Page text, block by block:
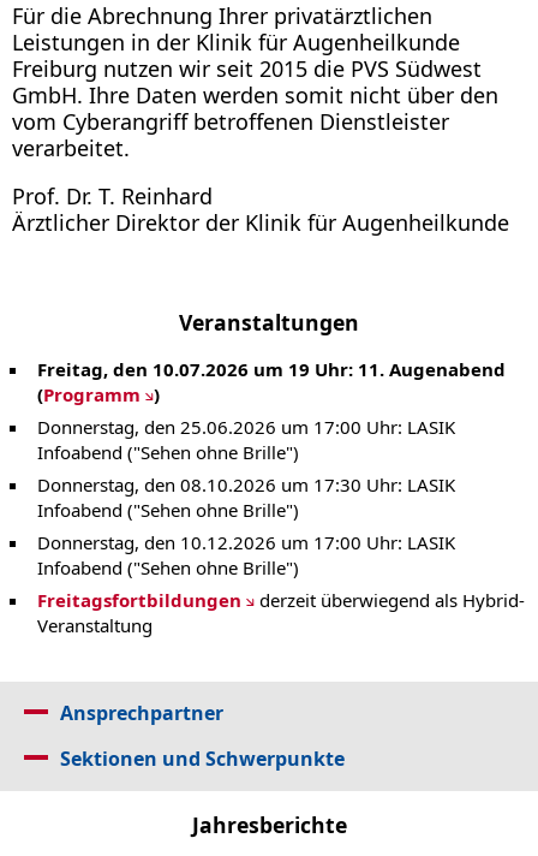
Für die Abrechnung Ihrer privatärztlichen
Leistungen in der Klinik für Augenheilkunde
Freiburg nutzen wir seit 2015 die PVS Südwest
GmbH. Ihre Daten werden somit nicht über den
vom Cyberangriff betroffenen Dienstleister
verarbeitet.
Prof. Dr. T. Reinhard
Ärztlicher Direktor der Klinik für Augenheilkunde
Veranstaltungen
Freitag, den 10.07.2026 um 19 Uhr: 11. Augenabend
(Programm )
Donnerstag, den 25.06.2026 um 17:00 Uhr: LASIK
Infoabend ("Sehen ohne Brille")
Donnerstag, den 08.10.2026 um 17:30 Uhr: LASIK
Infoabend ("Sehen ohne Brille")
Donnerstag, den 10.12.2026 um 17:00 Uhr: LASIK
Infoabend ("Sehen ohne Brille")
Freitagsfortbildungen
derzeit überwiegend als Hybrid-
Veranstaltung
Ansprechpartner
Sektionen und Schwerpunkte
Jahresberichte